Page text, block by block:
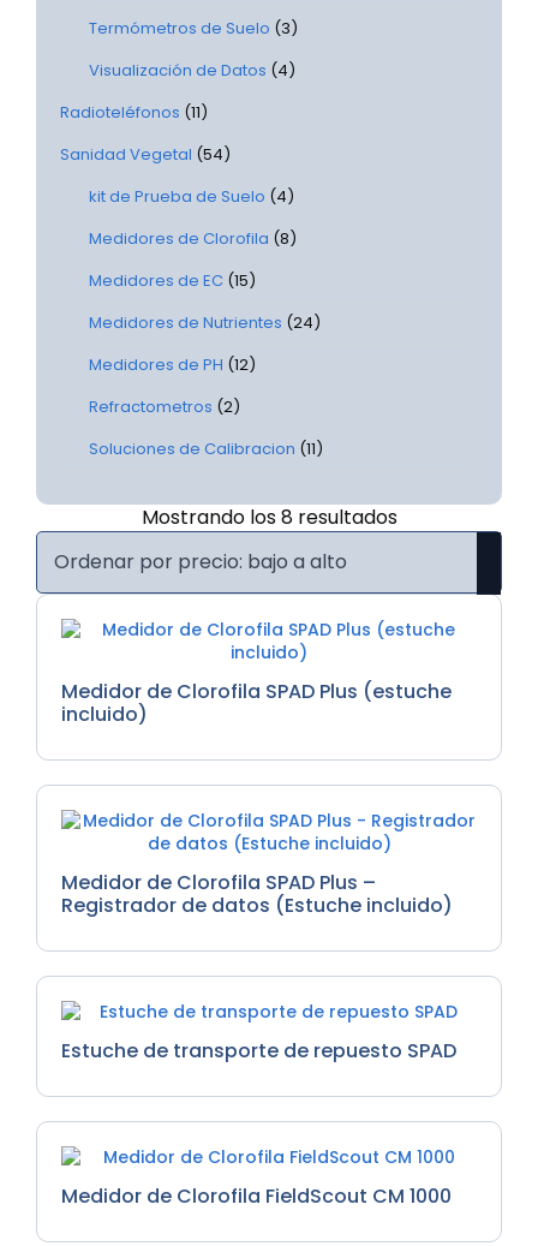
Termómetros de Suelo (3)
Visualización de Datos (4)
Radioteléfonos (11)
Sanidad Vegetal (54)
kit de Prueba de Suelo (4)
Medidores de Clorofila (8)
Medidores de EC (15)
Medidores de Nutrientes (24)
Medidores de PH (12)
Refractometros (2)
Soluciones de Calibracion (11)
Mostrando los 8 resultadosOrdenado
bajo
a
Medidor de Clorofila SPAD Plus (estuche
incluido)
Medidor de Clorofila SPAD Plus –
Registrador de datos (Estuche incluido)
Estuche de transporte de repuesto SPAD
Medidor de Clorofila FieldScout CM 1000